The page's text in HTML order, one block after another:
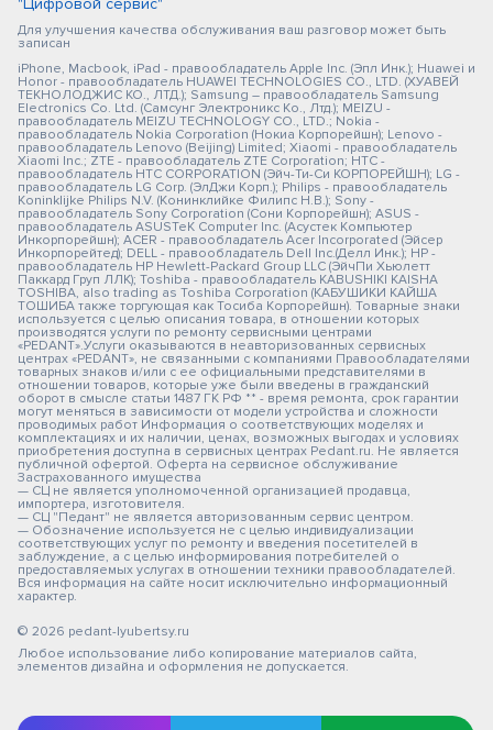
"Цифровой сервис"
Для улучшения качества обслуживания ваш разговор может быть
записан
iPhone, Macbook, iPad - правообладатель Apple Inc. (Эпл Инк.); Huawei и
Honor - правообладатель HUAWEI TECHNOLOGIES CO., LTD. (ХУАВЕЙ
ТЕКНОЛОДЖИС КО., ЛТД.); Samsung – правообладатель Samsung
Electronics Co. Ltd. (Самсунг Электроникс Ко., Лтд.); MEIZU -
правообладатель MEIZU TECHNOLOGY CO., LTD.; Nokia -
правообладатель Nokia Corporation (Нокиа Корпорейшн); Lenovo -
правообладатель Lenovo (Beijing) Limited; Xiaomi - правообладатель
Xiaomi Inc.; ZTE - правообладатель ZTE Corporation; HTC -
правообладатель HTC CORPORATION (Эйч-Ти-Си КОРПОРЕЙШН); LG -
правообладатель LG Corp. (ЭлДжи Корп.); Philips - правообладатель
Koninklijke Philips N.V. (Конинклийке Филипс Н.В.); Sony -
правообладатель Sony Corporation (Сони Корпорейшн); ASUS -
правообладатель ASUSTeK Computer Inc. (Асустек Компьютер
Инкорпорейшн); ACER - правообладатель Acer Incorporated (Эйсер
Инкорпорейтед); DELL - правообладатель Dell Inc.(Делл Инк.); HP -
правообладатель HP Hewlett-Packard Group LLC (ЭйчПи Хьюлетт
Паккард Груп ЛЛК); Toshiba - правообладатель KABUSHIKI KAISHA
TOSHIBA, also trading as Toshiba Corporation (КАБУШИКИ КАЙША
ТОШИБА также торгующая как Тосиба Корпорейшн). Товарные знаки
используется с целью описания товара, в отношении которых
производятся услуги по ремонту сервисными центрами
«PEDANT».Услуги оказываются в неавторизованных сервисных
центрах «PEDANT», не связанными с компаниями Правообладателями
товарных знаков и/или с ее официальными представителями в
отношении товаров, которые уже были введены в гражданский
оборот в смысле статьи 1487 ГК РФ ** - время ремонта, срок гарантии
могут меняться в зависимости от модели устройства и сложности
проводимых работ Информация о соответствующих моделях и
комплектациях и их наличии, ценах, возможных выгодах и условиях
приобретения доступна в сервисных центрах Pedant.ru. Не является
публичной офертой. Оферта на сервисное обслуживание
Застрахованного имущества
— СЦ не является уполномоченной организацией продавца,
импортера, изготовителя.
— СЦ "Педант" не является авторизованным сервис центром.
— Обозначение используется не с целью индивидуализации
соответствующих услуг по ремонту и введения посетителей в
заблуждение, а с целью информирования потребителей о
предоставляемых услугах в отношении техники правообладателей.
Вся информация на сайте носит исключительно информационный
характер.
© 2026 pedant-lyubertsy.ru
Любое использование либо копирование материалов сайта,
элементов дизайна и оформления не допускается.